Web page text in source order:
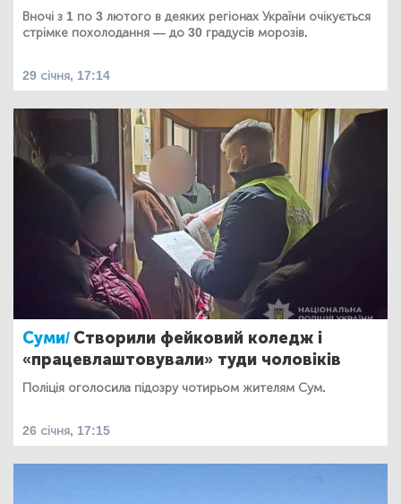
Вночі з 1 по 3 лютого в деяких регіонах України очікується
стрімке похолодання — до 30 градусів морозів.
29 січня, 17:14
Суми/ Створили фейковий коледж і
«працевлаштовували» туди чоловіків
Поліція оголосила підозру чотирьом жителям Сум.
26 січня, 17:15